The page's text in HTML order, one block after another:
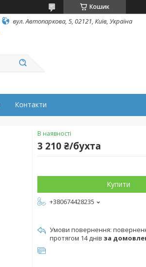
Кошик
вул. Автопаркова, 5, 02121, Київ, Україна
Контакти
В наявності
3 210 ₴/бухта
Купити
+380674428235
протягом 14 днів за